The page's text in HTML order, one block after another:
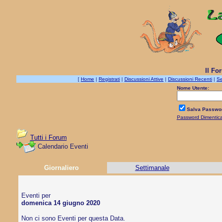
Il
[ Home | Registrati | Discussioni Attive | Discussioni Recenti |
Nome Utente:
Salva
Password
Tutti i Forum
Calendario Eventi
Giornaliero Settimanale
Eventi per
domenica 14 giugno 2020
Non ci sono Eventi per questa Data.